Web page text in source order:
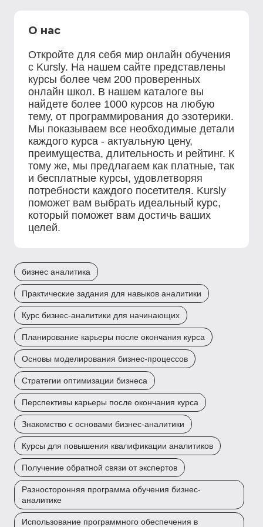
О нас
Откройте для себя мир онлайн обучения
с Kursly. На нашем сайте представлены
курсы более чем 200 проверенных
онлайн школ. В нашем каталоге вы
найдете более 1000 курсов на любую
тему, от программирования до эзотерики.
Мы показываем все необходимые детали
каждого курса - актуальную цену,
преимущества, длительность и рейтинг. К
тому же, мы предлагаем как платные, так
и бесплатные курсы, удовлетворяя
потребности каждого посетителя. Kursly
поможет вам выбрать идеальный курс,
который поможет вам достичь ваших
целей.
бизнес аналитика
Практические задания для навыков аналитики
Курс бизнес-аналитики для начинающих
Планирование карьеры после окончания курса
Основы моделирования бизнес-процессов
Стратегии оптимизации бизнеса
Перспективы карьеры после окончания курса
Знакомство с основами бизнес-аналитики
Курсы для повышения квалификации аналитиков
Получение обратной связи от экспертов
Разносторонняя программа обучения бизнес-
аналитике
Использование программного обеспечения в